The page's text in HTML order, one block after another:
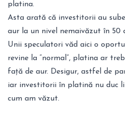
platina.
Asta arată că investitorii au
aur la un nivel nemaivăzut în 50
Unii speculatori văd aici o
revine la “normal”, platina ar
față de aur. Desigur, astfel de
iar investitorii în platină nu duc
cum am văzut.